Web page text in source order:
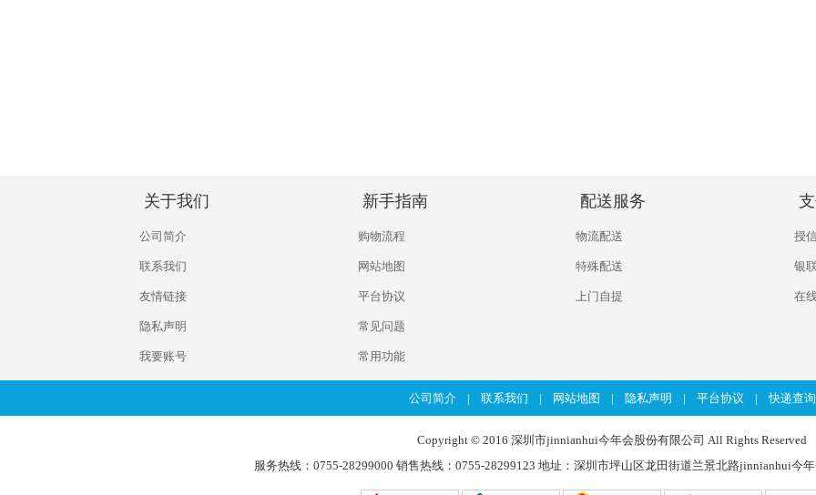
关于我们
公司简介
联系我们
友情链接
隐私声明
我要账号
新手指南
购物流程
网站地图
平台协议
常见问题
常用功能
配送服务
物流配送
特殊配送
上门自提
授
银
在
公司简介 | 联系我们 | 网站地图 | 隐私声明 | 平台协议 | 快递查询
Copyright © 2016 深圳市jinnianhui今年会股份有限公司 All Rights Reserved
服务热线：0755-28299000 销售热线：0755-28299123 地址：深圳市坪山区龙田街道兰景北路jinnianhui